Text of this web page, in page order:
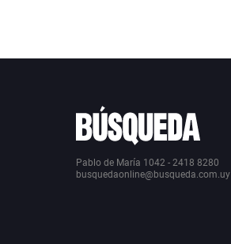
Pablo de María 1042 - 2418 8280
busquedaonline@busqueda.com.uy